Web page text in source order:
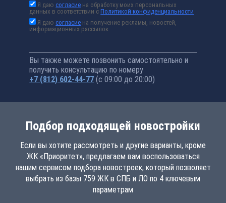
Я даюсогласие на обработку моих персональных
данных в соответствии сПолитикой конфиденциальности
Я даюсогласие на получение рекламы, новостей,
информационных рассылок
Вы также можете позвонить самостоятельно и
получить консультацию по номеру
+7 (812) 602-44-77 (с 09:00 до 20:00)
Подбор подходящей новостройки
Если вы хотите рассмотреть и другие варианты, кроме
ЖК «Приоритет», предлагаем вам воспользоваться
нашим сервисом подбора новостроек, который позволяет
выбрать из базы 759 ЖК в СПБ и ЛО по 4 ключевым
параметрам